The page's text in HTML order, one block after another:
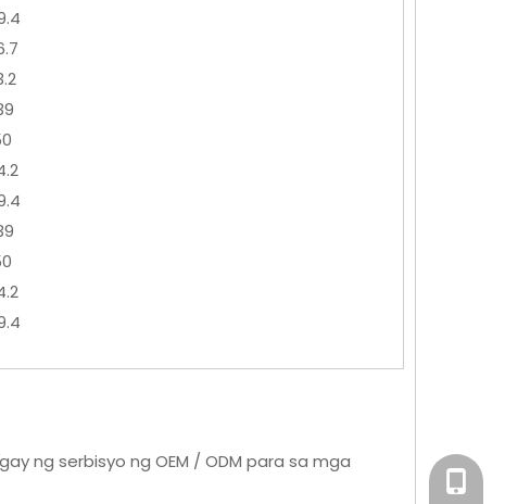
ng serbisyo ng OEM / ODM para sa mga
+86-